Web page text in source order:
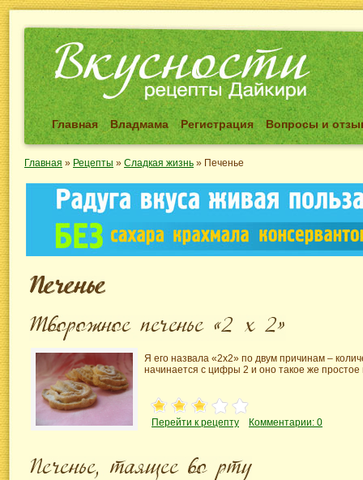
Главная Владмама Регистрация Вопросы и
Главная » Рецепты » Сладкая жизнь » Печенье
Я его назвала «2х2» по двум причинам –
начинается с цифры 2 и оно такое же
Перейти к рецепту Комментарии: 0